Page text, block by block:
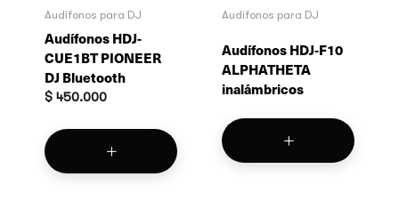
Audífonos para DJ
Audífonos HDJ-
CUE1BT PIONEER
DJ Bluetooth
$ 450.000
Audífonos para DJ
Audífonos HDJ-F10
ALPHATHETA
inalámbricos